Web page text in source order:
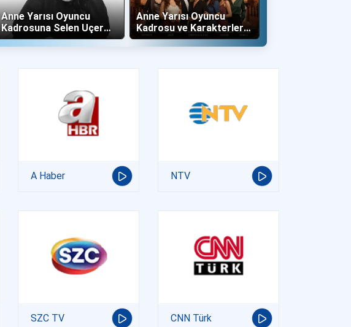
Anne Yarısı Oyuncu
Kadrosuna Selen Uçer
"Altın" Karakteri İle Dahil
Anne Yarısı Oyuncu
Kadrosu ve Karakterleri
(Now TV)
A Haber NTV
SZC TV CNN Türk